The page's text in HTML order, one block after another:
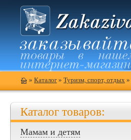
» Каталог » Туризм, спорт, отдых »
Каталог товаров:
Мамам и детям